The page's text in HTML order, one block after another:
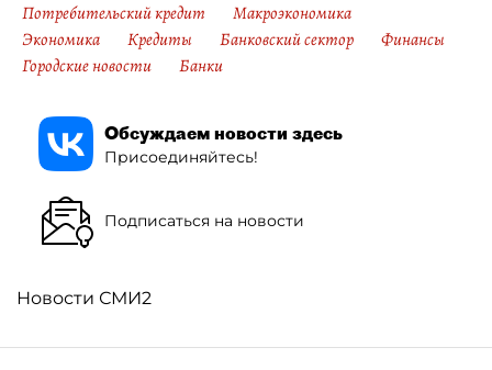
Потребительский кредит
Макроэкономика
Экономика
Кредиты Банковский сектор
Финансы
Городские новости
Банки
Обсуждаем новости здесь
Присоединяйтесь!
Подписаться на новости
Новости СМИ2